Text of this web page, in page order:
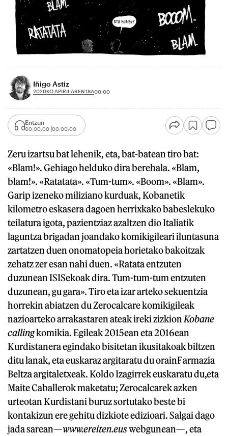
Iñigo Astiz
2020KO APIRILAREN 18A00:00
Entzun
00:00:00 00:00:00
Zeru izartsu bat lehenik, eta, bat-batean tiro bat:
«Blam!». Gehiago helduko dira berehala. «Blam,
blam!». «Ratatata». «Tum-tum». «Boom». «Blam».
Garip izeneko miliziano kurduak, Kobanetik
kilometro eskasera dagoen herrixkako babeslekuko
teilatura igota, pazientziaz azaltzen dio Italiatik
laguntza brigadan joandako komikigileari iluntasuna
zartatzen duen onomatopeia horietako bakoitzak
zehatz zer esan nahi duen. «Ratata entzuten
duzunean ISISekoak dira. Tum-tum-tum entzuten
duzunean, gu gara». Tiro eta izar arteko sekuentzia
horrekin abiatzen du Zerocalcare komikigileak
nazioarteko arrakastaren ateak ireki zizkion Kobane
callingkomikia. Egileak 2015ean eta 2016ean
Kurdistanera egindako bisitetan ikusitakoak biltzen
ditu lanak, eta euskaraz argitaratu du orainFarmazia
Beltza argitaletxeak. Koldo Izagirrek euskaratu du,eta
Maite Caballerok maketatu; Zerocalcarek azken
urteotan Kurdistani buruz sortutako beste bi
kontakizun ere gehitu dizkiote edizioari. Salgai dago
jada sarean—www.ereiten.euswebgunean—, eta